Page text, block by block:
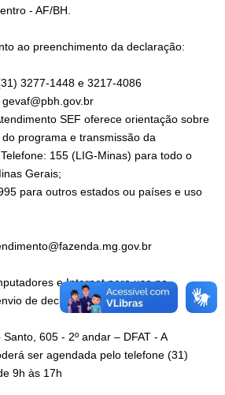
- AF/BH.
ao preenchimento da declaração:
3277-1448 e 3217-4086
gevaf@pbh.gov.br
SEF oferece orientação sobre
programa e transmissão da
155 (LIG-Minas) para todo o
Gerais;
para outros estados ou países e uso
e Internet para uso no
de declarações
605 - 2º andar – DFAT - A
ser agendada pelo telefone (31)
9h às 17h